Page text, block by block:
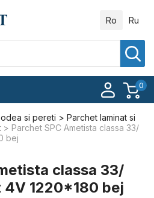
Ro Ru
0
si pereti
Parchet laminat si
Parchet SPC Ametista classa 33/
bej
classa 33/
1220*180 bej